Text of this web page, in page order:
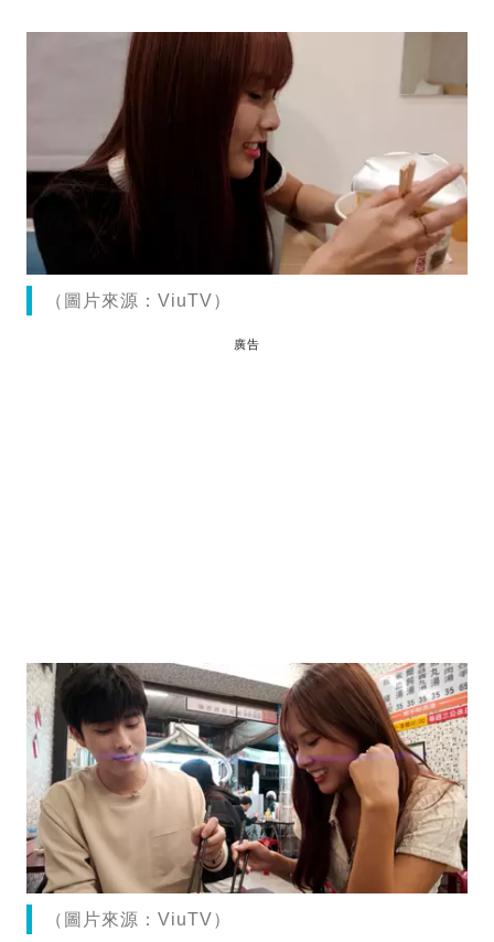
（圖片來源：ViuTV）
廣告
（圖片來源：ViuTV）